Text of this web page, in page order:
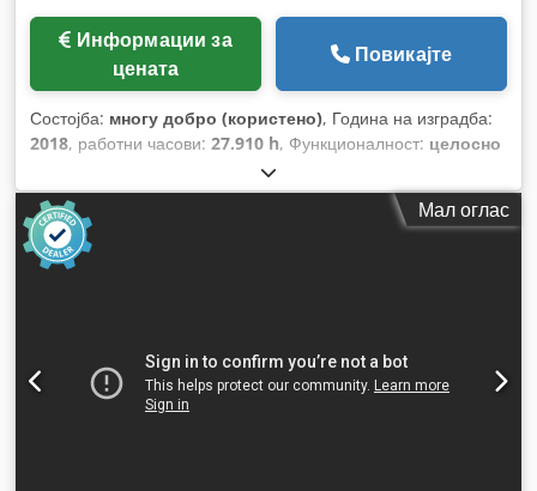
цената
Повикајте
Состојба: многу добро (користено), Година на изградба:
2018, работни часови: 27.910 h, Функционалност: целосно
Мал оглас